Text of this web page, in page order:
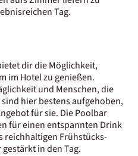
Tag.
dir die Möglichkeit,
im Hotel zu genießen.
und Menschen, die
hier bestens aufgehoben,
für sie. Die Poolbar
für einen entspannten Drink
reichhaltigen Frühstücks-
in den Tag.